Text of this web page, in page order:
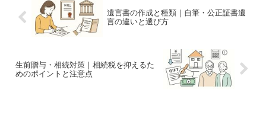
遺言書の作成と種類｜自筆・公正証書遺
言の違いと選び方
生前贈与・相続対策｜相続税を抑えるた
めのポイントと注意点